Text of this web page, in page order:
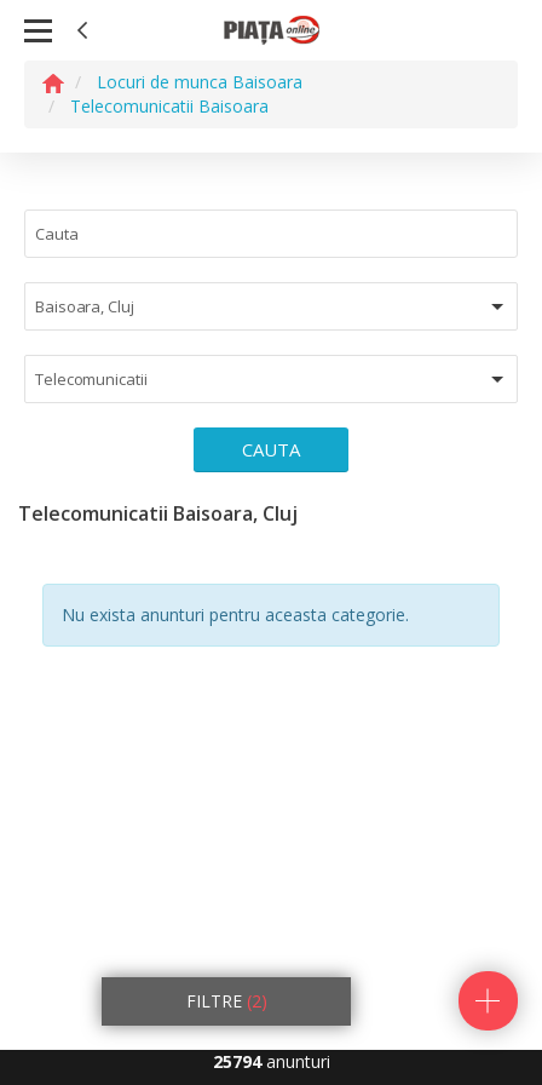
Locuri de munca Baisoara
Telecomunicatii Baisoara
Baisoara, Cluj
Telecomunicatii
CAUTA
Telecomunicatii Baisoara, Cluj
Nu exista anunturi pentru aceasta categorie.
FILTRE (2)
25794anunturi